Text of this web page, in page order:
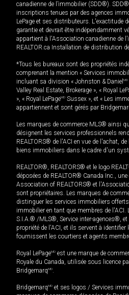
canadienne de l’immobilier (SDD®).
inscriptions tenues par des agences
LePage et ses distributeurs. L'exactitude
garantie et devrait être indépendamment
appartient à l'Association canadienne de
REALTOR.ca Installation de distribution
*Tous les bureaux sont des propriétés
comprenant la mention « Services
incluant sa division « Johnston & Daniel MD
Valley Real Estate, Brokerage », « Royal
», « Royal LePageMD Sussex », et « Les
appartiennent et sont gérés par
Les marques de commerce MLS® ainsi
désignent les services professionnels
REALTORS® de l'ACI en vue de l'achat,
biens immobiliers dans le cadre d'un
REALTOR®, REALTORS® et le logo
déposées de REALTOR® Canada Inc.,
Association of REALTORS® et
sont propriétaires. Les marques de
distinguer les services immobiliers
immobilier en tant que membres de
S.I.A.® /MLS®, Service inter-agences®,
propriété de l'ACI, et ils servent à
fournissent les courtiers et agents
Royal LePageMD est une marque de
Royale du Canada, utilisée sous licence
BridgemarqMD.
BridgemarqMD et ses logos / Services